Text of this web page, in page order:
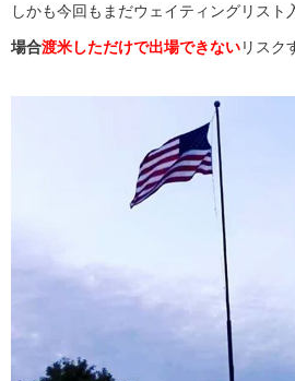
しかも今回もまだウェイティングリスト
場合渡米しただけで出場できないリスク